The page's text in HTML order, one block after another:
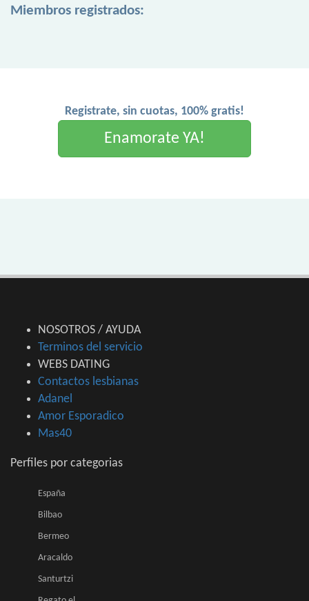
Miembros registrados:
Registrate, sin cuotas, 100% gratis!
Enamorate YA!
NOSOTROS / AYUDA
Terminos del servicio
WEBS DATING
Contactos lesbianas
Adanel
Amor Esporadico
Mas40
Perfiles por categorias
España
Bilbao
Bermeo
Aracaldo
Santurtzi